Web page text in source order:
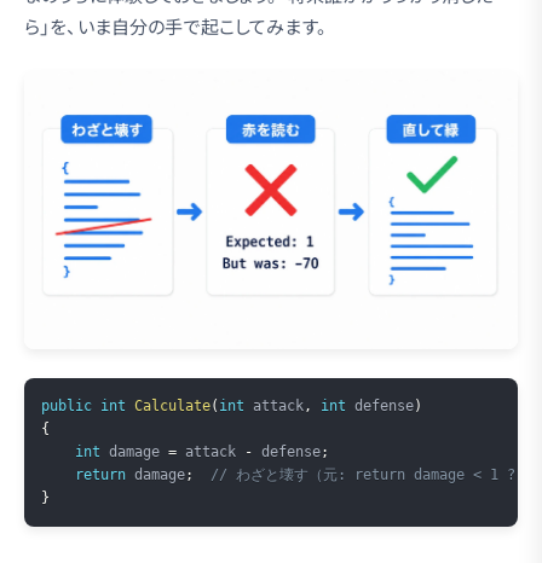
ら」を、いま自分の手で起こしてみます。
public int Calculate( int attack, int defense)
{
int damage = attack - defense;
return damage;
// わざと壊す（元: return damage < 1 ? 1
}